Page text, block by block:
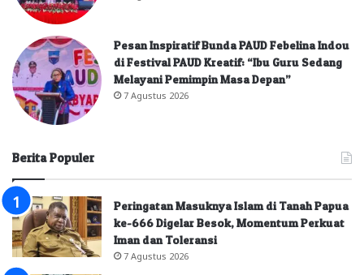
Pesan Inspiratif Bunda PAUD Febelina Indou
di Festival PAUD Kreatif: “Ibu Guru Sedang
Melayani Pemimpin Masa Depan”
7 Agustus 2026
Berita Populer
Peringatan Masuknya Islam di Tanah Papua
ke-666 Digelar Besok, Momentum Perkuat
Iman dan Toleransi
7 Agustus 2026